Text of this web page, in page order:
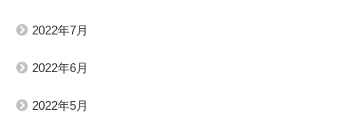
2022年7月
2022年6月
2022年5月